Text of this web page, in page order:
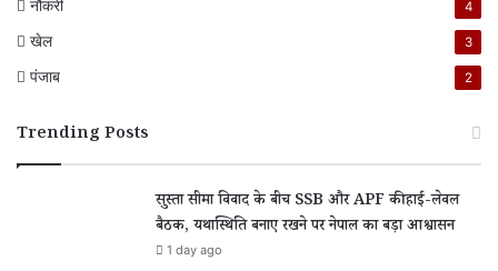
नौकरी 4
खेल 3
पंजाब 2
Trending Posts
सुस्ता सीमा विवाद के बीच SSB और APF की हाई-लेवल
बैठक, यथास्थिति बनाए रखने पर नेपाल का बड़ा आश्वासन
1 day ago